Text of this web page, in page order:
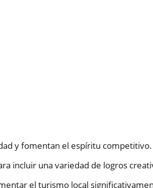
y fomentan el espíritu competitivo.
incluir una variedad de logros
el turismo local